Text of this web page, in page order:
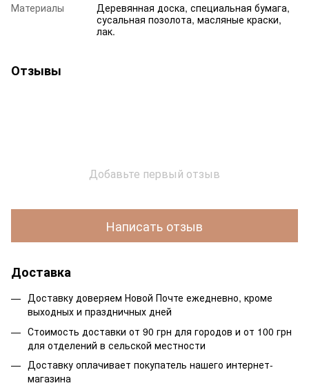
Материалы
Деревянная доска, специальная бумага,
сусальная позолота, масляные краски,
лак.
Отзывы
Добавьте первый отзыв
Написать отзыв
Доставка
Доставку доверяем Новой Почте ежедневно, кроме
выходных и праздничных дней
Стоимость доставки от 90 грн для городов и от 100 грн
для отделений в сельской местности
Доставку оплачивает покупатель нашего интернет-
магазина